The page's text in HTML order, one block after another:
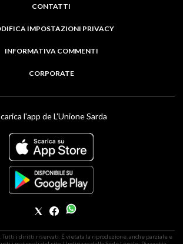
CONTATTI
IMPOSTAZIONI PRIVACY
INFORMATIVA COMMENTI
CORPORATE
l'app de L'Unione Sarda
Tutti i diritti riservati. É vietata la riproduzione, anche parziale e